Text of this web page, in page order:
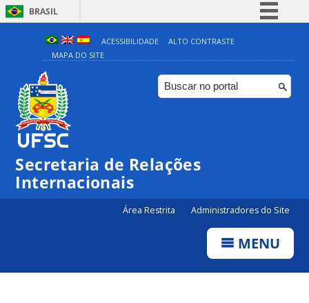
BRASIL
Simplifique!
Comunica BR
Participe
ACESSIBILIDADE
ALTO CONTRASTE
MAPA DO SITE
Secretaria de Relações
Internacionais
Área Restrita Administradores do Site
MENU